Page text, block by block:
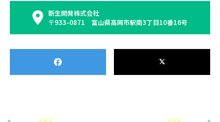
新生開発株式会社
〒933-0871 富山県高岡市駅南3丁目10番16号